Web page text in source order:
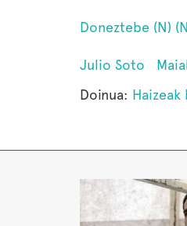
Doneztebe (N)
Julio Soto
Doinua: